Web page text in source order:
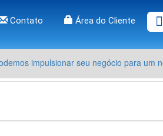
Contato Área do Cliente
impulsionar seu negócio para um